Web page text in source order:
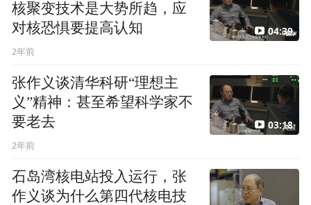
核聚变技术是大势所趋，应
对核恐惧要提高认知
2年前
04:39
张作义谈清华科研“理想主
义”精神：甚至希望科学家不
要老去
2年前
03:18
石岛湾核电站投入运行，张
作义谈为什么第四代核电技